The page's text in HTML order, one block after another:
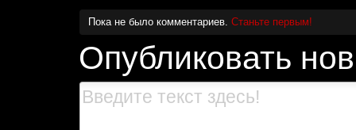
Пока не было комментариев.Станьте первым!
Опубликовать